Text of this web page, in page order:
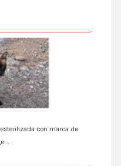
GRAN CANARIA
callejeros de la zona los